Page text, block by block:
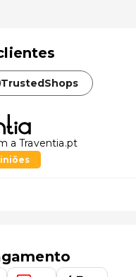
TrustedShops
a Traventia.pt